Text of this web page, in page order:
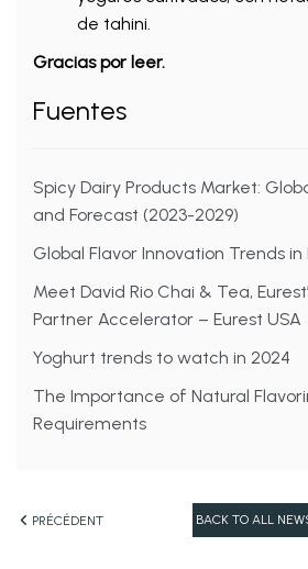
de tahini.
Gracias por leer.
Fuentes
Spicy Dairy Products Market:
and Forecast (2023-2029)
Global Flavor Innovation Trends in
Meet David Rio Chai & Tea,
Partner Accelerator – Eurest USA
Yoghurt trends to watch in 2024
The Importance of Natural
Requirements
PRÉCÉDENT BACK TO ALL